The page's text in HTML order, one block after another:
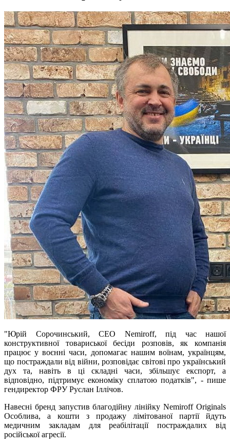
"Юрій Сорочинський, СЕО Nemiroff, під час нашої
конструктивної товариської бесіди розповів, як компанія
працює у воєнні часи, допомагає нашим воїнам, українцям,
що постраждали від війни, розповідає світові про український
дух та, навіть в ці складні часи, збільшує експорт, а
відповідно, підтримує економіку сплатою податків", - пише
гендиректор ФРУ Руслан Іллічов.
Навесні бренд запустив благодійну лінійку Nemiroff Originals
Особлива, а кошти з продажу лімітованої партії йдуть
медичним закладам для реабілітації постраждалих від
російської агресії.